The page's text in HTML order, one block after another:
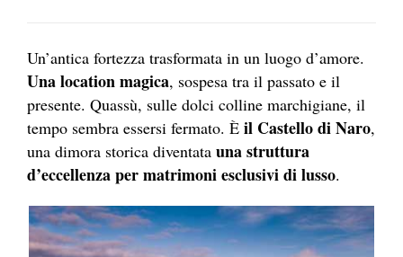
Un’antica fortezza trasformata in un luogo d’amore.
Una location magica, sospesa tra il passato e il
presente. Quassù, sulle dolci colline marchigiane, il
tempo sembra essersi fermato. È il Castello di Naro,
una dimora storica diventata una struttura
d’eccellenza per matrimoni esclusivi di lusso.